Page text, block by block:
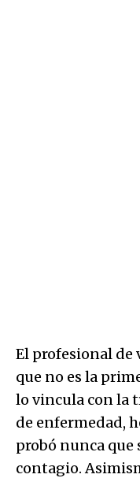
El profesional de
que no es la
lo vincula con la
de enfermedad,
probó nunca que
contagio.